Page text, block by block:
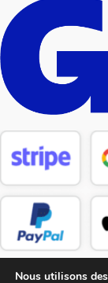
Nous utilisons